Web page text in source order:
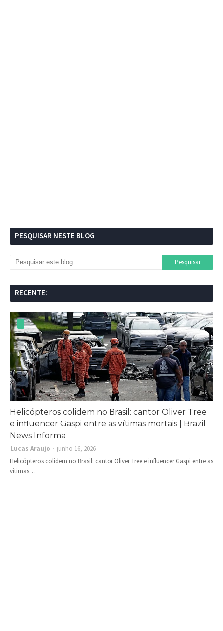
PESQUISAR NESTE BLOG
RECENTE:
Helicópteros colidem no Brasil: cantor Oliver Tree
e influencer Gaspi entre as vítimas mortais | Brazil
News Informa
Lucas Araujo
junho 16, 2026
Helicópteros colidem no Brasil: cantor Oliver Tree e influencer Gaspi entre as
vítimas…